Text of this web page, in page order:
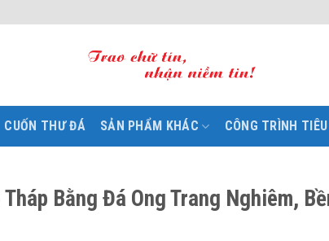
CUỐN THƯ ĐÁ SẢN PHẨM KHÁC CÔNG TRÌNH
Bằng Đá Ong Trang Nghiêm,